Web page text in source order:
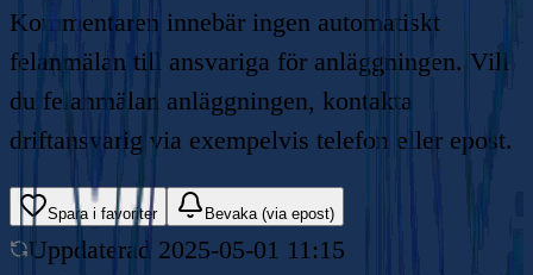
Kommentaren innebär ingen automatiskt
felanmälan till ansvariga för anläggningen. Vill
du felanmälan anläggningen, kontakta
driftansvarig via exempelvis telefon eller epost.
Spara i favoriter Bevaka (via epost)
Uppdaterad 2025-05-01 11:15